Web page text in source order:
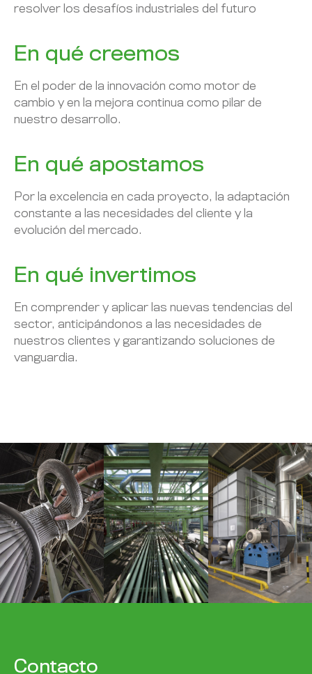
resolver los desafíos industriales del futuro
En qué creemos
En el poder de la innovación como motor de
cambio y en la mejora continua como pilar de
nuestro desarrollo.
En qué apostamos
Por la excelencia en cada proyecto, la adaptación
constante a las necesidades del cliente y la
evolución del mercado.
En qué invertimos
En comprender y aplicar las nuevas tendencias del
sector, anticipándonos a las necesidades de
nuestros clientes y garantizando soluciones de
vanguardia.
Contacto